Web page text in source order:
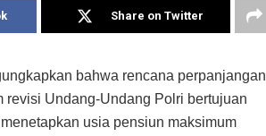
Share on Twitter
bahwa rencana perpanjangan
revisi Undang-Undang Polri bertujuan
usia pensiun maksimum